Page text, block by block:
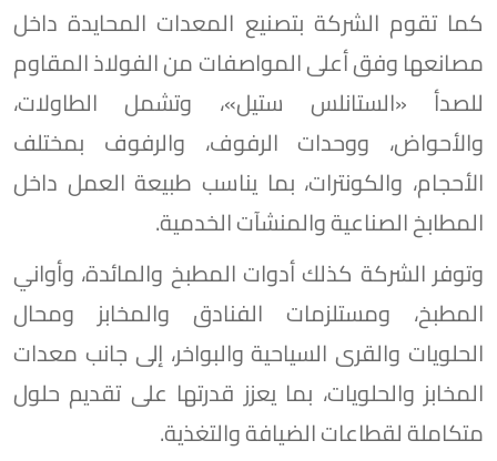
كما تقوم الشركة بتصنيع المعدات المحايدة داخل
مصانعها وفق أعلى المواصفات من الفولاذ المقاوم
للصدأ «الستانلس ستيل»، وتشمل الطاولات،
والأحواض، ووحدات الرفوف، والرفوف بمختلف
الأحجام، والكونترات، بما يناسب طبيعة العمل داخل
المطابخ الصناعية والمنشآت الخدمية.
وتوفر الشركة كذلك أدوات المطبخ والمائدة، وأواني
المطبخ، ومستلزمات الفنادق والمخابز ومحال
الحلويات والقرى السياحية والبواخر، إلى جانب معدات
المخابز والحلويات، بما يعزز قدرتها على تقديم حلول
متكاملة لقطاعات الضيافة والتغذية.